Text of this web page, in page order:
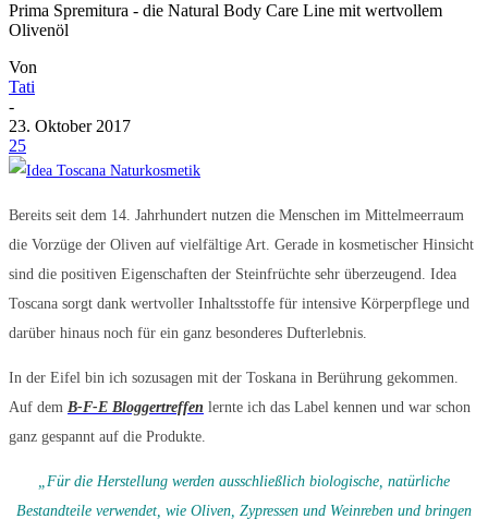
Prima Spremitura - die Natural Body Care Line mit wertvollem
Olivenöl
Von
Tati
-
23. Oktober 2017
25
Bereits seit dem 14. Jahrhundert nutzen die Menschen im Mittelmeerraum
die Vorzüge der Oliven auf vielfältige Art. Gerade in kosmetischer Hinsicht
sind die positiven Eigenschaften der Steinfrüchte sehr überzeugend. Idea
Toscana sorgt dank wertvoller Inhaltsstoffe für intensive Körperpflege und
darüber hinaus noch für ein ganz besonderes Dufterlebnis.
In der Eifel bin ich sozusagen mit der Toskana in Berührung gekommen.
Auf dem B-F-E Bloggertreffen lernte ich das Label kennen und war schon
ganz gespannt auf die Produkte.
„Für die Herstellung werden ausschließlich biologische, natürliche
Bestandteile verwendet, wie Oliven, Zypressen und Weinreben und bringen